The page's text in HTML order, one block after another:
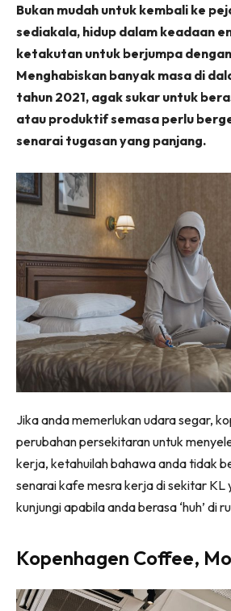
Bukan mudah untuk kembali ke
sediakala, hidup dalam keadaan
ketakutan untuk berjumpa
Menghabiskan banyak masa di
tahun 2021, agak sukar untuk
atau produktif semasa perlu
senarai tugasan yang panjang.
Jika anda memerlukan udara segar,
perubahan persekitaran untuk
kerja, ketahuilah bahawa anda tidak
senarai kafe mesra kerja di sekitar KL
kunjungi apabila anda berasa ‘huh’ di
Kopenhagen Coffee,